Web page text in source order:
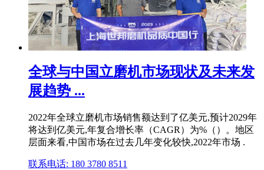
全球与中国立磨机市场现状及未来发
展趋势 ...
2022年全球立磨机市场销售额达到了亿美元,预计2029年
将达到亿美元,年复合增长率（CAGR）为%（）。地区
层面来看,中国市场在过去几年变化较快,2022年市场 .
联系电话: 180 3780 8511